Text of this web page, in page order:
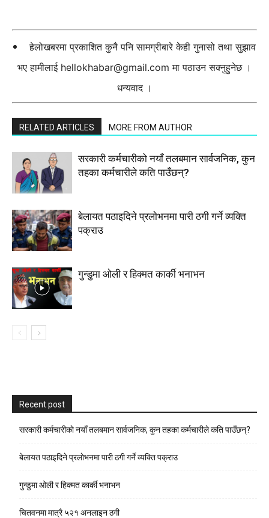
हेलोखबरमा प्रकाशित कुनै पनि सामग्रीबारे केही गुनासो तथा सुझाव
भए हामीलाई hellokhabar@gmail.com मा पठाउन सक्नुहुनेछ ।
धन्यवाद ।
RELATED ARTICLES MORE FROM AUTHOR
सरकारी कर्मचारीकाे नयाँ तलबमान सार्वजनिक, कुन
तहका कर्मचारीले कति पाउँछन्?
बेलायत पठाइदिने प्रलाेभनमा पारी ठगी गर्ने व्यक्ति
पक्राउ
गुन्डुमा ओली र हिक्मत कार्की भनाभन
Recent post
सरकारी कर्मचारीकाे नयाँ तलबमान सार्वजनिक, कुन तहका कर्मचारीले कति पाउँछन्?
बेलायत पठाइदिने प्रलाेभनमा पारी ठगी गर्ने व्यक्ति पक्राउ
गुन्डुमा ओली र हिक्मत कार्की भनाभन
चितवनमा मात्रै ५२१ अनलाइन ठगी